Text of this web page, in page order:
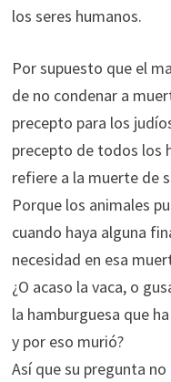
los seres humanos.
Por supuesto que el
de no condenar a
precepto para los
precepto de todos los
refiere a la muerte de
Porque los animales
cuando haya alguna
necesidad en esa
¿O acaso la vaca, o
la hamburguesa que
y por eso murió?
Así que su pregunta